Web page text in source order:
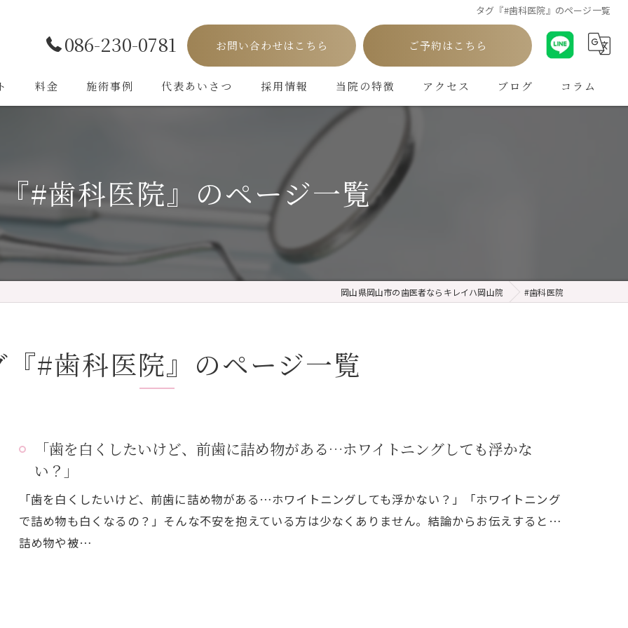
タグ『#歯科医院』のページ一覧
086-230-0781 お問い合わせはこちら ご予約はこちら
料金 施術事例 代表あいさつ 採用情報 当院の特徴
インプラント
ホワイトニング
矯正
アクセス ブログ コラム
#歯科医院』のページ一覧
岡山県岡山市の歯医者ならキレイハ岡山院 #歯科医院
『#歯科医院』のページ一覧
「歯を白くしたいけど、前歯に詰め物がある…ホワイトニングしても浮かな
い？」
「歯を白くしたいけど、前歯に詰め物がある…ホワイトニングしても浮かない？」「ホワイトニング
で詰め物も白くなるの？」そんな不安を抱えている方は少なくありません。結論からお伝えすると…
詰め物や被…